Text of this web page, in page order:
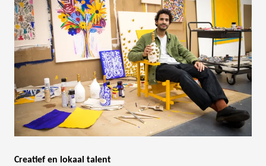
Creatief en lokaal talent